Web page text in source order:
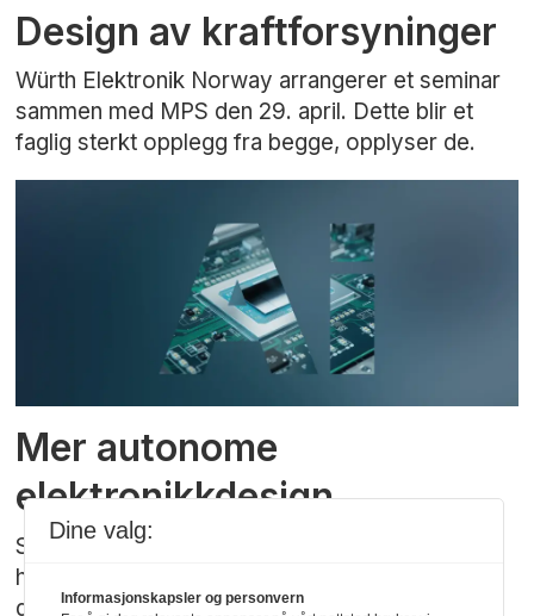
Design av kraftforsyninger
Würth Elektronik Norway arrangerer et seminar
sammen med MPS den 29. april. Dette blir et
faglig sterkt opplegg fra begge, opplyser de.
Mer autonome
elektronikkdesign
Siemens tar et skritt videre fra fragmenterte KI-
hjelpemidler til en mer helhetlig «autonom»
designstøtte.
Dine valg:
Informasjonskapsler og personvern